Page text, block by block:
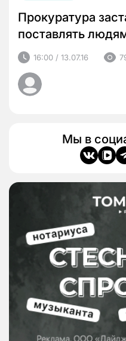
Прокуратура
поставлять
16:00 / 13.07.16
Мы в